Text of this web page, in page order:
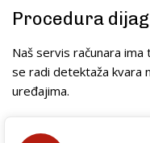
Procedura
Naš servis računara
se radi detektaža kvara
uređajima.